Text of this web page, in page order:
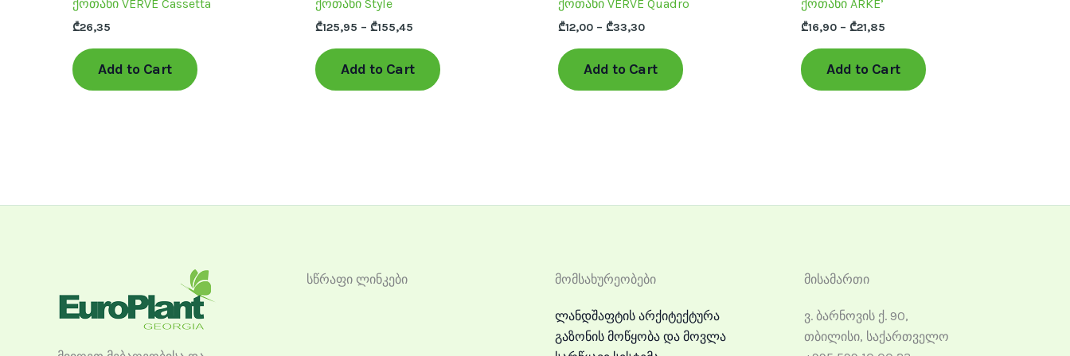
ქოთანი VERVE Cassetta
₾26,35
Add to Cart
ქოთანი Style
₾125,95 – ₾155,45
Add to Cart
ქოთანი VERVE Quadro
₾12,00 – ₾33,30
Add to Cart
ქოთანი ARKE’
₾16,90 – ₾21,85
Add to Cart
სწრაფი ლინკები მომსახურეობები
ლანდშაფტის არქიტექტურა
გაზონის მოწყობა და მოვლა
მისამართი
ვ. ბარნოვის ქ. 90,
თბილისი, საქართველო